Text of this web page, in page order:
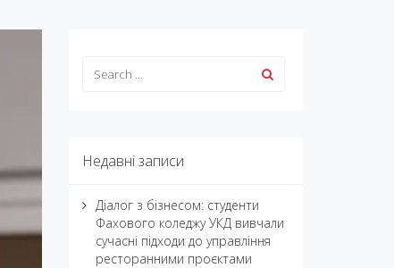
Недавні записи
Діалог з бізнесом: студенти
Фахового коледжу УКД вивчали
сучасні підходи до управління
ресторанними проєктами